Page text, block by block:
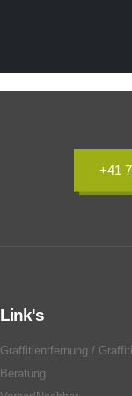
+41
Link's
Graffitientfernung /
Beratung